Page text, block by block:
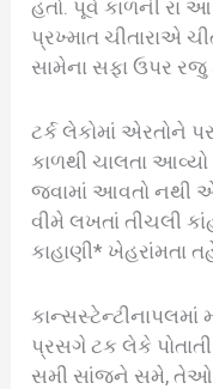
હતો. પૂવે કાળની રા
પ્રખ્માત ચીતારાએ
સામેના સફા ઉપર રજુ
ટર્ક લેકોમાં એરતોને
કાળથી ચાલતા
જવામાં આવતો નથી
વીમે લખતાં તીચલી
કાહાણી* ખેહરાંમતા
પ્રસગે ટક લેકે
સમી સાંજને સમે, તેઓ